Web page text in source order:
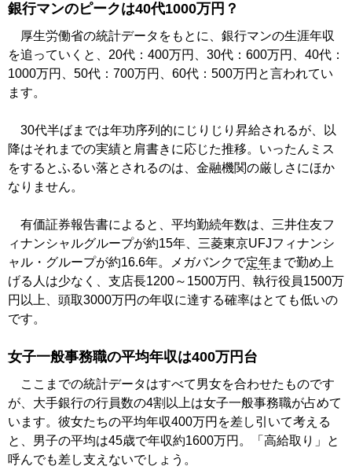
銀行マンのピークは40代1000万円？
厚生労働省の統計データをもとに、銀行マンの生涯年収
を追っていくと、20代：400万円、30代：600万円、40代：
1000万円、50代：700万円、60代：500万円と言われてい
ます。
30代半ばまでは年功序列的にじりじり昇給されるが、以
降はそれまでの実績と肩書きに応じた推移。いったんミス
をするとふるい落とされるのは、金融機関の厳しさにほか
なりません。
有価証券報告書によると、平均勤続年数は、三井住友フ
ィナンシャルグループが約15年、三菱東京UFJフィナンシ
ャル・グループが約16.6年。メガバンクで定年まで勤め上
げる人は少なく、支店長1200～1500万円、執行役員1500万
円以上、頭取3000万円の年収に達する確率はとても低いの
です。
女子一般事務職の平均年収は400万円台
ここまでの統計データはすべて男女を合わせたものです
が、大手銀行の行員数の4割以上は女子一般事務職が占めて
います。彼女たちの平均年収400万円を差し引いて考える
と、男子の平均は45歳で年収約1600万円。「高給取り」と
呼んでも差し支えないでしょう。